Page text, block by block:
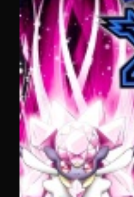
Le choix de la langue
VF sur les chaînes
Multi-écrans et Replay
Vous souhaitezregarder
commencez un
puis reprenez-le sur
Cette continuité
Lafonction Replay
centralisant toute votre
Retrouvez vosdessins